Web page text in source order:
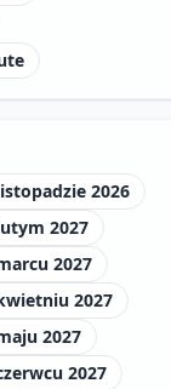
2026
2027
2027
2027
2027
2027